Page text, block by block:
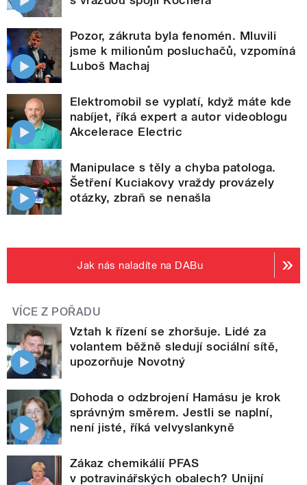
Pozor, zákruta byla fenomén. Mluvili
jsme k milionům posluchačů, vzpomíná
Luboš Machaj
Elektromobil se vyplatí, když máte kde
nabíjet, říká expert a autor videoblogu
Akcelerace Electric
Manipulace s těly a chyba patologa.
Šetření Kuciakovy vraždy provázely
otázky, zbraň se nenašla
Jak nás naladíte na DABu
VÍCE Z POŘADU
Vztah k řízení se zhoršuje. Lidé za
volantem běžně sledují sociální sítě,
upozorňuje Novotný
Dohoda o odzbrojení Hamásu je krok
správným směrem. Jestli se naplní,
není jisté, říká velvyslankyně
Zákaz chemikálií PFAS
v potravinářských obalech? Unijní